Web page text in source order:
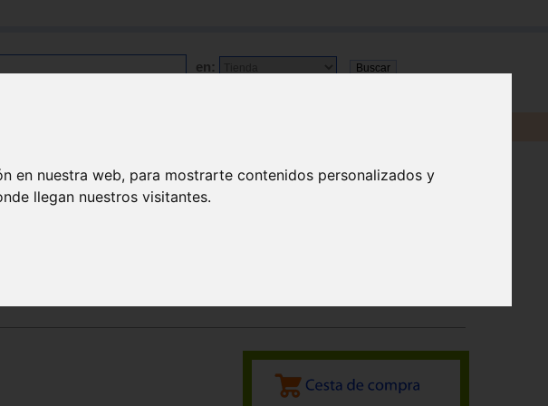
en nuestra web, para mostrarte contenidos personalizados y
llegan nuestros visitantes.
en: